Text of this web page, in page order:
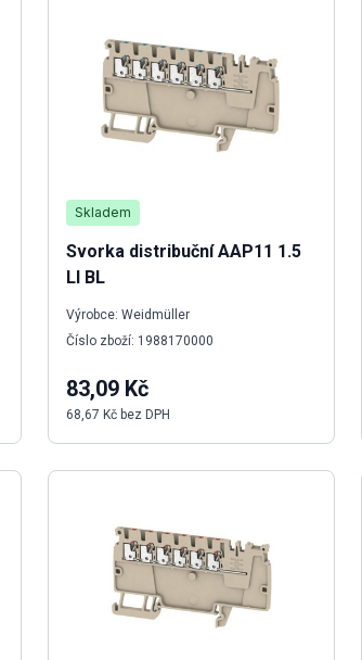
Skladem
Svorka distribuční AAP11 1.5
LI BL
Výrobce: Weidmüller
Číslo zboží: 1988170000
83,09 Kč
68,67 Kč bez DPH